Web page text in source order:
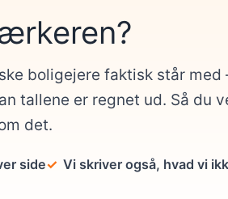
boligejere faktisk står
tallene er regnet ud. Så du
det.
side Vi skriver også, hvad vi